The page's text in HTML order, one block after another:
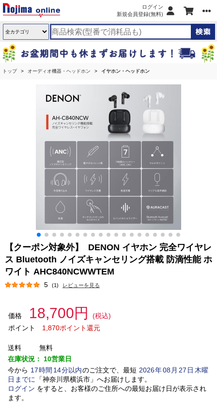
ログイン
新規会員登録(無料)
トップ オーディオ機器・ヘッドホン イヤホン・ヘッドホン
【クーポン対象外】 DENON イヤホン 完全ワイヤレ
ス Bluetooth ノイズキャンセリング搭載 防滴性能 ホ
ワイト AHC840NCWWTEM
5 (1) レビューを見る
価格 18,700円
(税込)
ポイント
1,870ポイント還元
送料
無料
在庫状況： 10営業日
今から 17時間 14分以内のご注文で、最短 2026年08 月 27 日木曜
日 までに 「神奈川県横浜市」 へお届けします。
ログイン をすると、お客様のご住所への最短お届け日が表示され
ます。